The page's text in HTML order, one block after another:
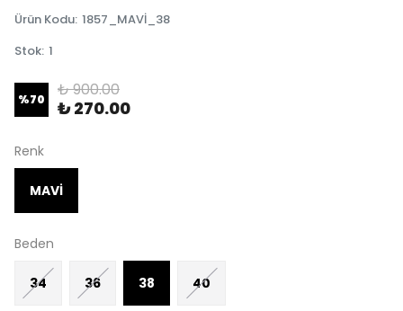
Ürün Kodu: 1857_MAVİ_38
Stok: 1
%70 ₺ 900.00
₺ 270.00
Renk
MAVİ
Beden
34 36 38 40